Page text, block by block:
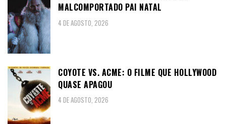
MALCOMPORTADO PAI NATAL
4 DE AGOSTO, 2026
COYOTE VS. ACME: O FILME QUE HOLLYWOOD
QUASE APAGOU
4 DE AGOSTO, 2026